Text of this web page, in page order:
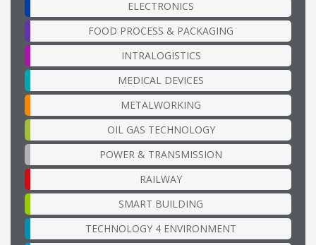
ELECTRONICS
FOOD PROCESS & PACKAGING
INTRALOGISTICS
MEDICAL DEVICES
METALWORKING
OIL GAS TECHNOLOGY
POWER & TRANSMISSION
RAILWAY
SMART BUILDING
TECHNOLOGY 4 ENVIRONMENT